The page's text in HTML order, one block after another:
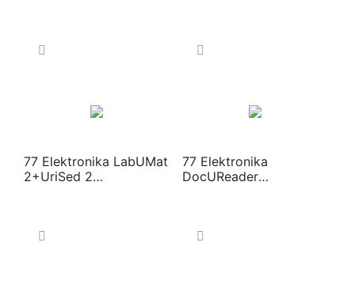
77 Elektronika LabUMat
2+UriSed 2
77 Elektronika
DocUReader